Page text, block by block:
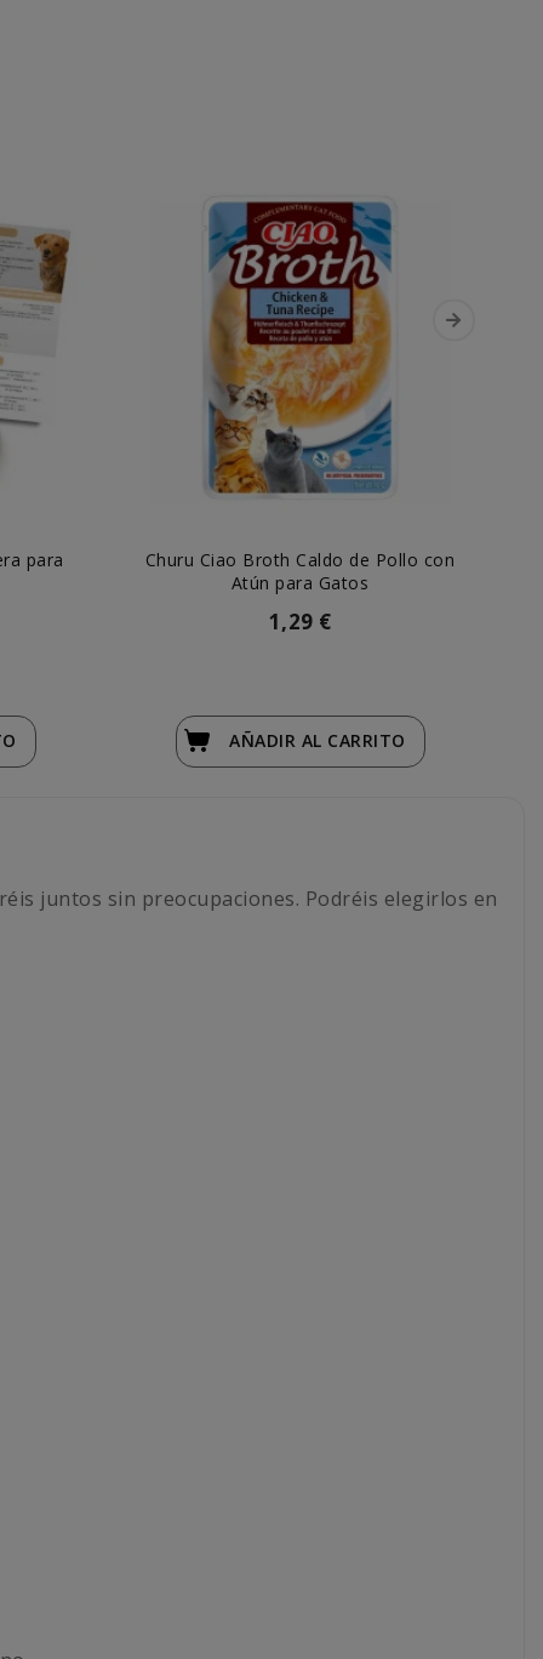
para
Churu Ciao Broth Caldo de Pollo con
Atún para Gatos
1,29 €
AÑADIR AL CARRITO
juntos sin preocupaciones. Podréis elegirlos en